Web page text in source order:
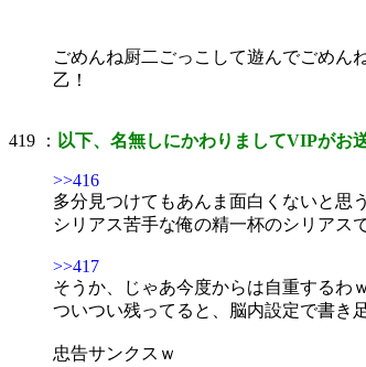
ごめんね厨二ごっこして遊んでごめん
乙！
419 ： 以下、名無しにかわりましてVIPがお
>>416
多分見つけてもあんま面白くないと思
シリアス苦手な俺の精一杯のシリアス
>>417
そうか、じゃあ今度からは自重するわｗ
ついつい残ってると、脳内設定で書き
忠告サンクスｗ